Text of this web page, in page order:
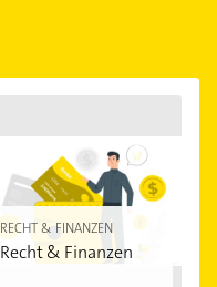
RECHT & FINANZEN
Recht & Finanzen